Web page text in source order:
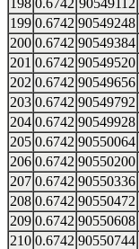
198 0.6742 90549112
199 0.6742 90549248
200 0.6742 90549384
201 0.6742 90549520
202 0.6742 90549656
203 0.6742 90549792
204 0.6742 90549928
205 0.6742 90550064
206 0.6742 90550200
207 0.6742 90550336
208 0.6742 90550472
209 0.6742 90550608
210 0.6742 90550744